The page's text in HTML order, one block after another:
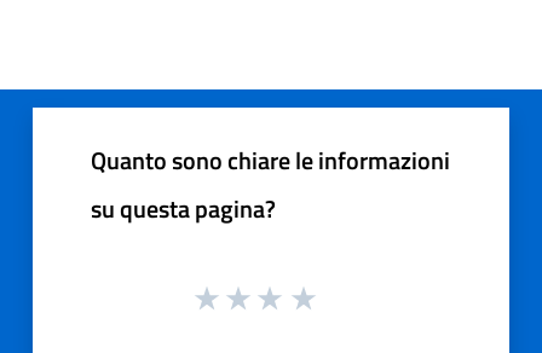
Quanto sono chiare le informazioni
su questa pagina?